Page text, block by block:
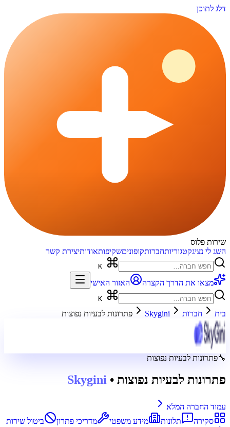
דלג לתוכן
שירות פלוס
השג לי נציגקטגוריותחברותקופוניםשקיפותאודותיצירת קשר
מצאו את הדרך הקצרה האזור האישי
בית חברות Skygini פתרונות לבעיות נפוצות
🔧פתרונות לבעיות נפוצות
פתרונות לבעיות נפוצות •
Skygini
עמוד החברה המלא
סקירה
תלונות מידע משפטי מדריכי פתרון
ביטול שירות